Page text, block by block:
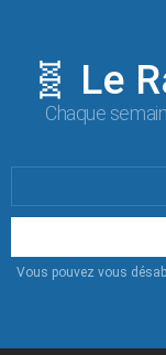
🧬 Le
Chaque
:
Vous pouvez vous